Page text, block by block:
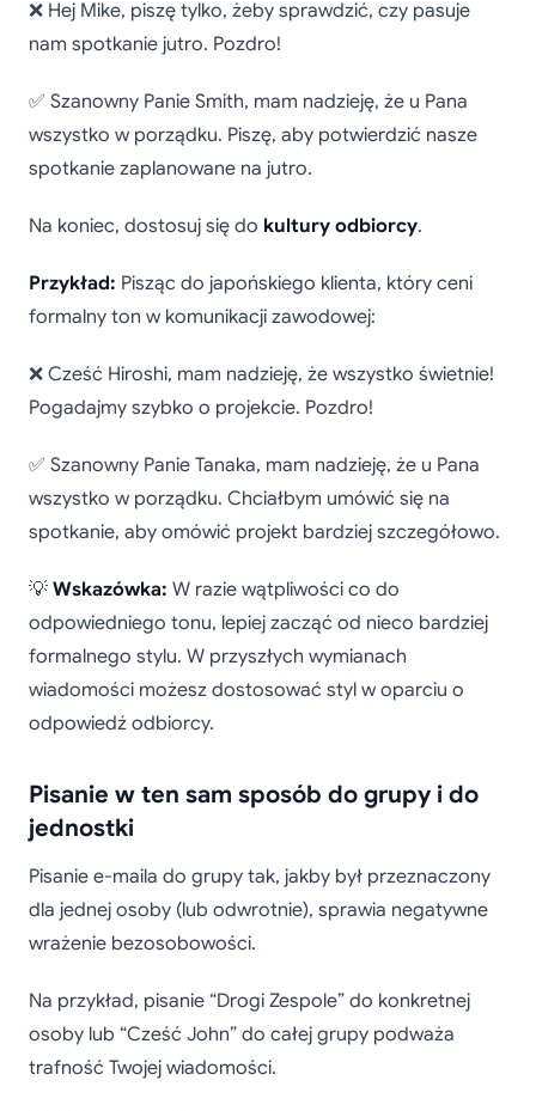
❌ Hej Mike, piszę tylko, żeby sprawdzić, czy pasuje
nam spotkanie jutro. Pozdro!
✅ Szanowny Panie Smith, mam nadzieję, że u Pana
wszystko w porządku. Piszę, aby potwierdzić nasze
spotkanie zaplanowane na jutro.
Na koniec, dostosuj się do kultury odbiorcy.
Przykład: Pisząc do japońskiego klienta, który ceni
formalny ton w komunikacji zawodowej:
❌ Cześć Hiroshi, mam nadzieję, że wszystko świetnie!
Pogadajmy szybko o projekcie. Pozdro!
✅ Szanowny Panie Tanaka, mam nadzieję, że u Pana
wszystko w porządku. Chciałbym umówić się na
spotkanie, aby omówić projekt bardziej szczegółowo.
💡 Wskazówka: W razie wątpliwości co do
odpowiedniego tonu, lepiej zacząć od nieco bardziej
formalnego stylu. W przyszłych wymianach
wiadomości możesz dostosować styl w oparciu o
odpowiedź odbiorcy.
Pisanie w ten sam sposób do grupy i do
jednostki
Pisanie e-maila do grupy tak, jakby był przeznaczony
dla jednej osoby (lub odwrotnie), sprawia negatywne
wrażenie bezosobowości.
Na przykład, pisanie “Drogi Zespole” do konkretnej
osoby lub “Cześć John” do całej grupy podważa
trafność Twojej wiadomości.